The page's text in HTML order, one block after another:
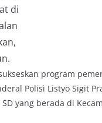
di
program
Polisi Listyo Sigit
yang berada di